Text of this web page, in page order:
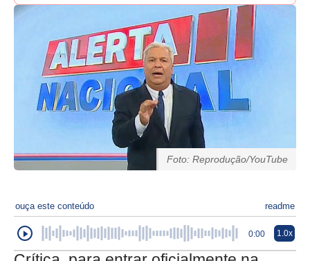
Foto: Reprodução/YouTube
ouça este conteúdo readme
0:00 1.0x